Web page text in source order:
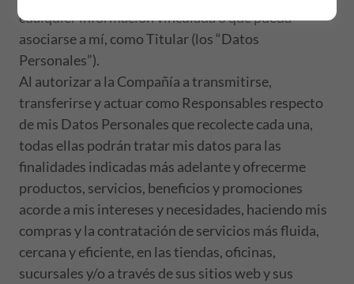
cualquier información vinculada o que pueda
asociarse a mí, como Titular (los “Datos
Personales”).
Al autorizar a la Compañía a transmitirse,
transferirse y actuar como Responsables respecto
de mis Datos Personales que recolecte cada una,
todas ellas podrán tratar mis datos para las
finalidades indicadas más adelante y ofrecerme
productos, servicios, beneficios y promociones
acorde a mis intereses y necesidades, haciendo mis
compras y la contratación de servicios más fluida,
cercana y eficiente, en las tiendas, oficinas,
sucursales y/o a través de sus sitios web y sus